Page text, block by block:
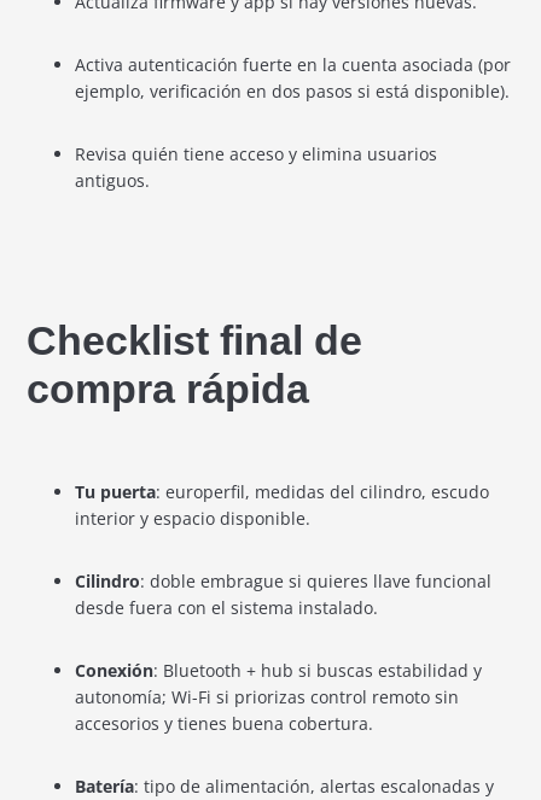
Activa autenticación fuerte en la cuenta asociada (por
ejemplo, verificación en dos pasos si está disponible).
Revisa quién tiene acceso y elimina usuarios
antiguos.
Checklist final de
compra rápida
Tu puerta: europerfil, medidas del cilindro, escudo
interior y espacio disponible.
Cilindro: doble embrague si quieres llave funcional
desde fuera con el sistema instalado.
Conexión: Bluetooth + hub si buscas estabilidad y
autonomía; Wi-Fi si priorizas control remoto sin
accesorios y tienes buena cobertura.
Batería: tipo de alimentación, alertas escalonadas y